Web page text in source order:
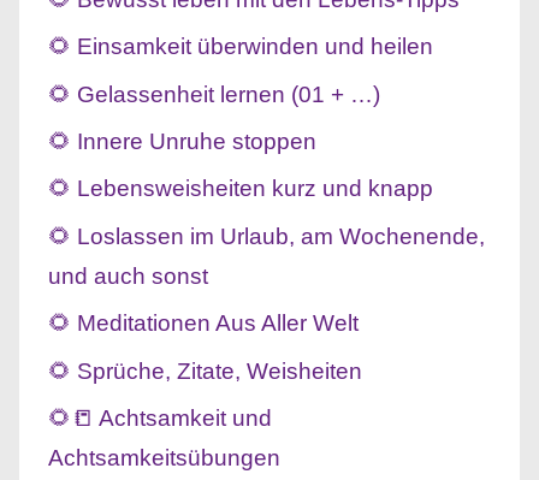
🌻 Einsamkeit überwinden und heilen
🌻 Gelassenheit lernen (01 + …)
🌻 Innere Unruhe stoppen
🌻 Lebensweisheiten kurz und knapp
🌻 Loslassen im Urlaub, am Wochenende,
und auch sonst
🌻 Meditationen Aus Aller Welt
🌻 Sprüche, Zitate, Weisheiten
🌻📒 Achtsamkeit und
Achtsamkeitsübungen